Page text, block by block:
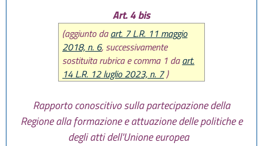
Art. 4 bis
(aggiunto daart. 7 L.R. 11 maggio
2018, n. 6, successivamente
sostituita rubrica e comma 1 daart.
14 L.R. 12 luglio 2023, n. 7)
Rapporto conoscitivo sulla partecipazione della
Regione alla formazione e attuazione delle politiche e
degli atti dell'Unione europea